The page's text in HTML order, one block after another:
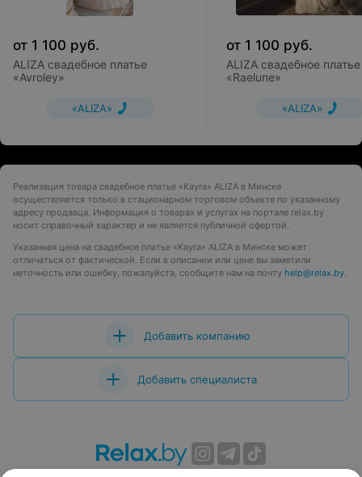
от 1 100 руб.
ALIZA свадебное платье
«Avroley»
«ALIZA»
от 1 100 руб.
ALIZA свадебное платье
«Raelune»
«ALIZA»
Реализация товара свадебное платье «Kayra» ALIZA в Минске
осуществляется только в стационарном торговом объекте по указанному
адресу продавца. Информация о товарах и услугах на портале relax.by
носит справочный характер и не является публичной офертой.
Указанная цена на свадебное платье «Kayra» ALIZA в Минске может
отличаться от фактической. Если в описании или цене вы заметили
неточность или ошибку, пожалуйста, сообщите нам на почту help@relax.by.
Добавить компанию
Добавить специалиста